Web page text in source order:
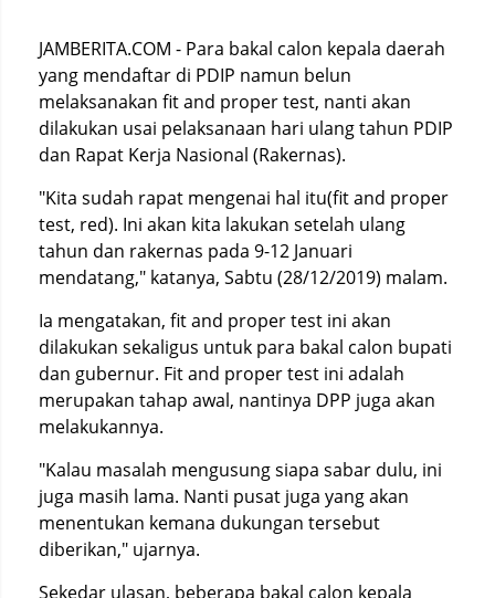
JAMBERITA.COM - Para bakal calon kepala daerah
yang mendaftar di PDIP namun belun
melaksanakan fit and proper test, nanti akan
dilakukan usai pelaksanaan hari ulang tahun PDIP
dan Rapat Kerja Nasional (Rakernas).
"Kita sudah rapat mengenai hal itu(fit and proper
test, red). Ini akan kita lakukan setelah ulang
tahun dan rakernas pada 9-12 Januari
mendatang," katanya, Sabtu (28/12/2019) malam.
Ia mengatakan, fit and proper test ini akan
dilakukan sekaligus untuk para bakal calon bupati
dan gubernur. Fit and proper test ini adalah
merupakan tahap awal, nantinya DPP juga akan
melakukannya.
"Kalau masalah mengusung siapa sabar dulu, ini
juga masih lama. Nanti pusat juga yang akan
menentukan kemana dukungan tersebut
diberikan," ujarnya.
Sekedar ulasan, beberapa bakal calon kepala